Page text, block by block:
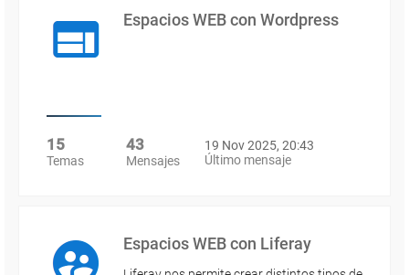
Espacios WEB con Wordpress
15
Temas
43
Mensajes
19 Nov 2025, 20:43
Último mensaje
Espacios WEB con Liferay